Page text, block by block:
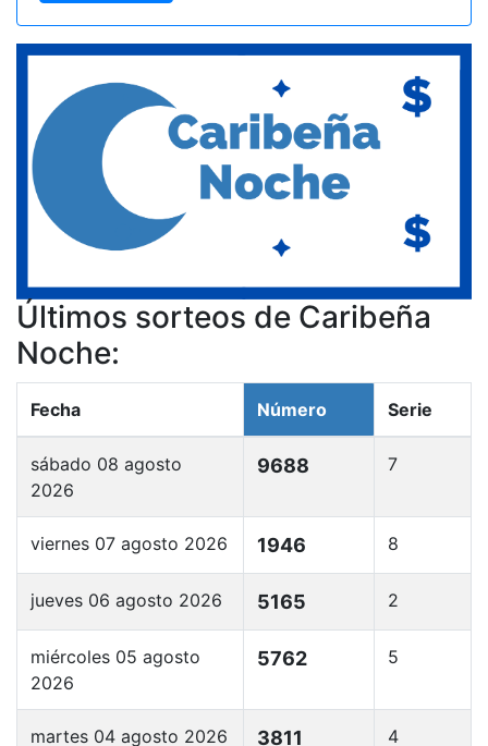
Últimos sorteos de Caribeña
Noche:
Fecha Número Serie
sábado 08 agosto
2026
9688 7
viernes 07 agosto 2026 1946 8
jueves 06 agosto 2026 5165 2
miércoles 05 agosto
2026
5762 5
martes 04 agosto 2026 3811 4